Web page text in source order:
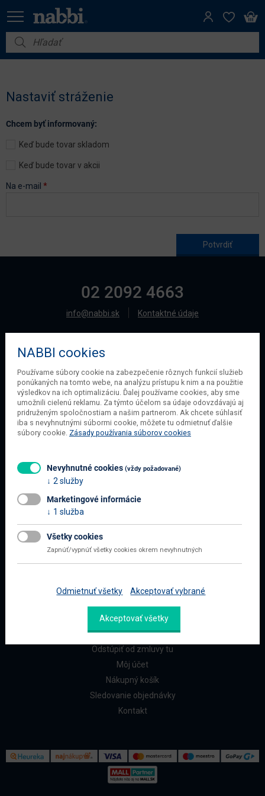
Nábytok
Dom a záhrada
Akcie
Nastaviť stráženie
Chcem byť informovaný:
Keď bude tovar skladom
Keď bude tovar v akcii
Na e-mail *
02 2092 4663
info@nabbi.sk Kontaktné údaje
O SPOLOČNOSTI
O našej spoločnosti
Obchodné podmienky
Ochrana osobných údajov
Blog
Všetko o nákupe
Najčastejšie otázky
Doprava a platba
ZÁKAZNÍCI
Reklamačný formulár
Odstúpiť od zmluvy tu
Môj účet
Nákupný košík
Sledovanie objednávky
Kontakt
NABBI cookies
Používame súbory cookie na zabezpečenie rôznych funkcií služieb
ponúkaných na tomto webe, na analýzu prístupu k nim a na použitie
výsledkov na ich optimalizáciu. Ďalej používame cookies, aby sme
umožnili cielenú reklamu. Za týmto účelom sa údaje odovzdávajú aj
pridruženým spoločnostiam a našim partnerom. Ak chcete súhlasiť
iba s nevyhnutnými súbormi cookie, môžete tu odmietnuť ďalšie
súbory cookie. Zásady používania súborov cookies
Nevyhnutné cookies (vždy požadované)
2 služby
Marketingové informácie
1 služba
Všetky cookies
Zapnúť/vypnúť všetky cookies okrem nevyhnutných
Odmietnuť všetky Akceptovať vybrané
Akceptovať všetky